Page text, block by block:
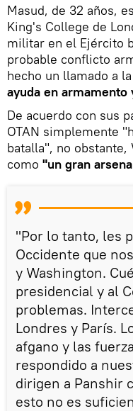
Masud, de 32 años,
King's College de
militar en el Ejército
probable conflicto
hecho un llamado a
ayuda en armamento
De acuerdo con sus
OTAN simplemente
batalla", no
como "un gran
"Por lo tanto, les
Occidente que
y Washington.
presidencial y al
problemas.
Londres y París.
afgano y las
respondido a
dirigen a Panshir
esto no es